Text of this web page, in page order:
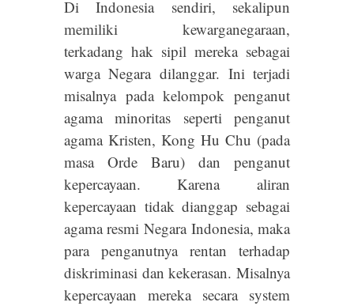
Di Indonesia sendiri, sekalipun
memiliki kewarganegaraan,
terkadang hak sipil mereka sebagai
warga Negara dilanggar. Ini terjadi
misalnya pada kelompok penganut
agama minoritas seperti penganut
agama Kristen, Kong Hu Chu (pada
masa Orde Baru) dan penganut
kepercayaan. Karena aliran
kepercayaan tidak dianggap sebagai
agama resmi Negara Indonesia, maka
para penganutnya rentan terhadap
diskriminasi dan kekerasan. Misalnya
kepercayaan mereka secara system